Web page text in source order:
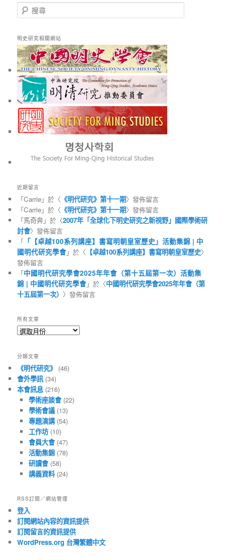
搜
尋
明史研究相關網站
近期留言
「Carrie」於〈 《明代研究》第十一期〉發佈留言
「Carrie」於〈 《明代研究》第十一期〉發佈留言
「馬奇奔」於〈2007年「全球化下明史研究之新視野」國際學術研
討會〉發佈留言
「 「【卓越100系列講座】書寫明朝皇室歷史」活動集錦 | 中
國明代研究學會」於〈 【卓越100系列講座】書寫明朝皇室歷史〉
發佈留言
「中國明代研究學會2025年年會（第十五屆第一次）活動集
錦 | 中國明代研究學會」於〈中國明代研究學會2025年年會（第
十五屆第一次） 〉發佈留言
所有文章
所
章
分類文章
《明代研究》 (46)
會外學訊 (34)
本會訊息 (216)
學術座談會(22)
學術會議(13)
專題演講(54)
工作坊(10)
會員大會(47)
活動集錦(78)
研讀會(58)
講義資料(24)
RSS訂閱／網站管理
登入
訂閱網站內容的資訊提供
訂閱留言的資訊提供
WordPress.org 台灣繁體中文